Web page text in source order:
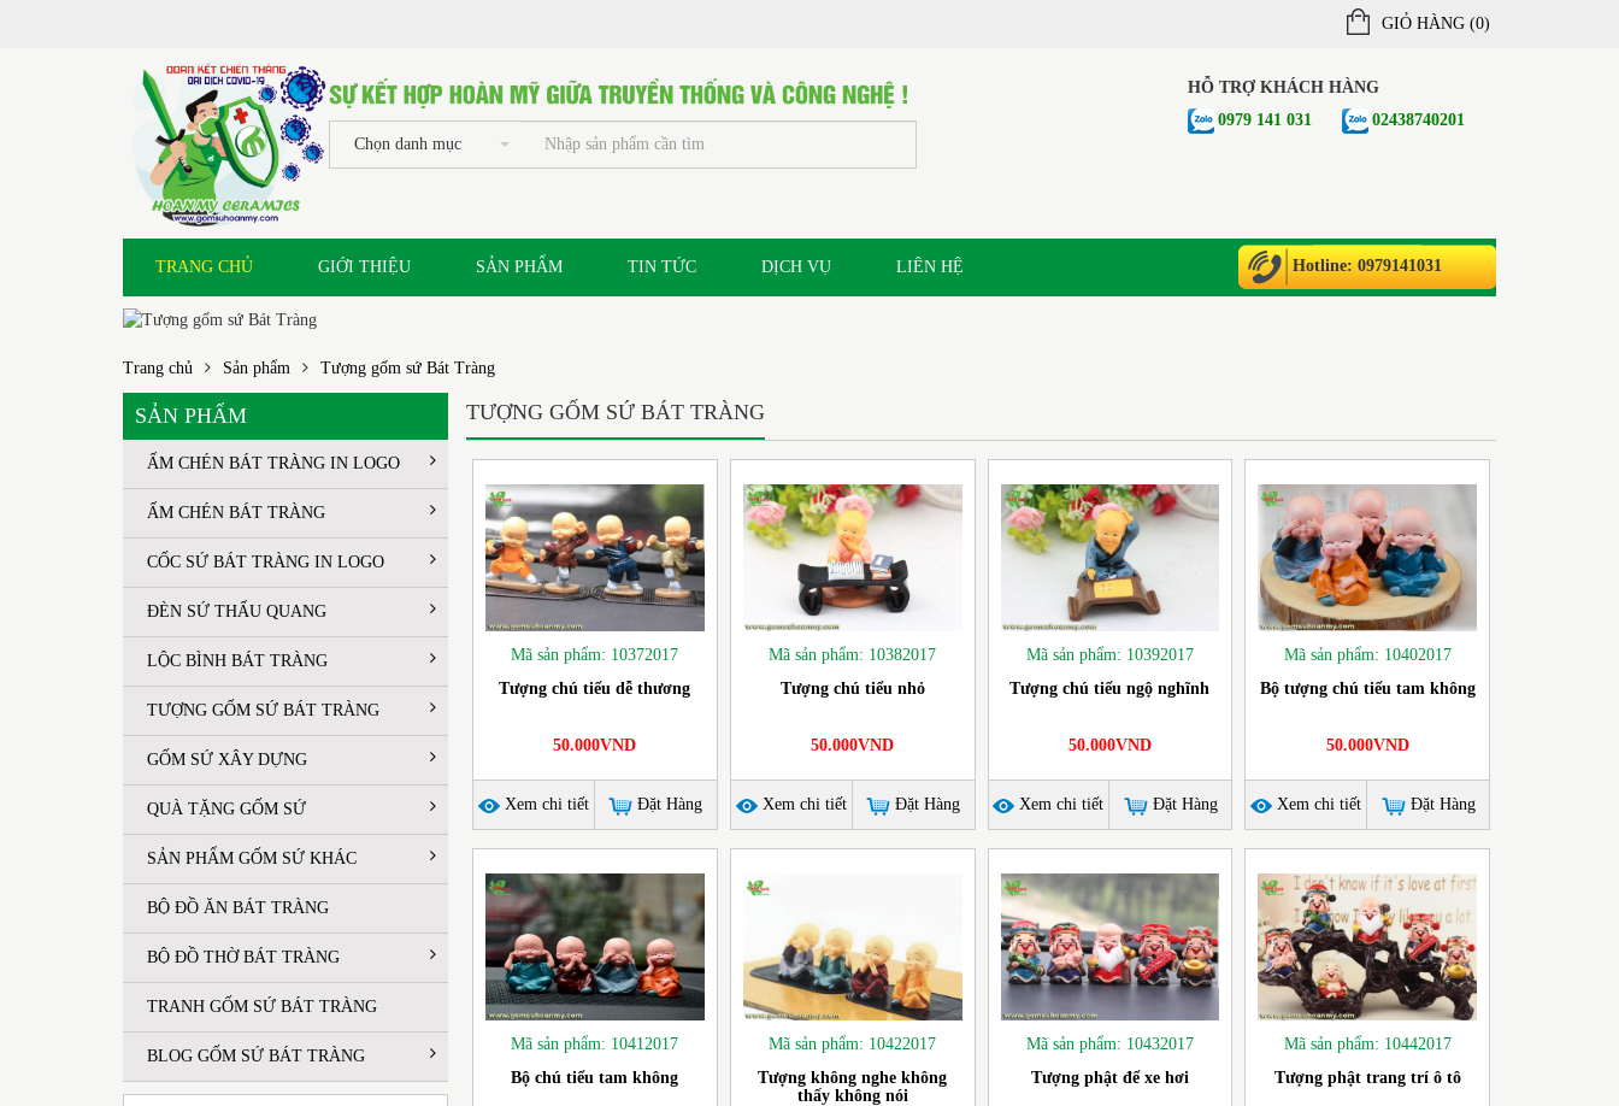
GIỎ HÀNG (0)
Chọn danh mục
HỖ TRỢ KHÁCH HÀNG
0979 141 031
02438740201
TRANG CHỦ GIỚI THIỆU SẢN PHẨM TIN TỨC DỊCH VỤ LIÊN HỆ Hotline: 0979141031
Trang chủ Sản phẩm Tượng gốm sứ Bát Tràng
TƯỢNG GỐM SỨ BÁT TRÀNG
Mã sản phẩm: 10372017
Tượng chú tiểu dễ thương
50.000VND
Xem chi tiết Đặt Hàng
Mã sản phẩm: 10382017
Tượng chú tiểu nhỏ
50.000VND
Xem chi tiết Đặt Hàng
Mã sản phẩm: 10392017
Tượng chú tiểu ngộ nghĩnh
50.000VND
Xem chi tiết Đặt Hàng
Mã sản phẩm: 10402017
Bộ tượng chú tiểu tam không
50.000VND
Xem chi tiết Đặt Hàng
Mã sản phẩm: 10412017
Bộ chú tiểu tam không
Mã sản phẩm: 10422017
Tượng không nghe không
thấy không nói
Mã sản phẩm: 10432017
Tượng phật để xe hơi
Mã sản phẩm: 10442017
Tượng phật trang trí ô tô
SẢN PHẨM
ẤM CHÉN BÁT TRÀNG IN LOGO
ẤM CHÉN BÁT TRÀNG
CỐC SỨ BÁT TRÀNG IN LOGO
ĐÈN SỨ THẤU QUANG
LỘC BÌNH BÁT TRÀNG
TƯỢNG GỐM SỨ BÁT TRÀNG
GỐM SỨ XÂY DỰNG
QUÀ TẶNG GỐM SỨ
SẢN PHẨM GỐM SỨ KHÁC
BỘ ĐỒ ĂN BÁT TRÀNG
BỘ ĐỒ THỜ BÁT TRÀNG
TRANH GỐM SỨ BÁT TRÀNG
BLOG GỐM SỨ BÁT TRÀNG